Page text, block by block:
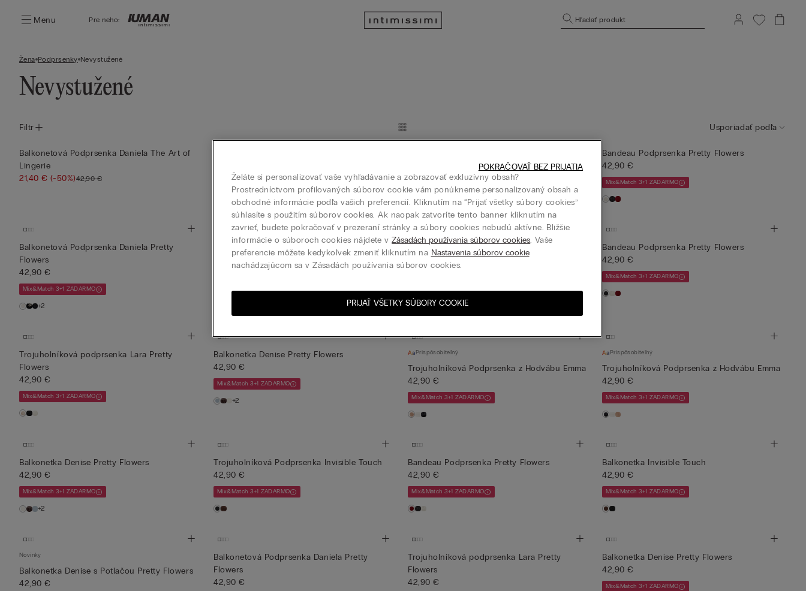
Menu Pre neho: Hľadať produkt
Žena Podprsenky Nevystužené
Nevystužené
Filtr Usporiadať podľa
Balkonetová Podprsenka Daniela The Art of
Lingerie
21,40 €(-50%)42,90 €
42,90 €
Bandeau Podprsenka Pretty Flowers
42,90 €
Mix&Match 3+1 ZADARMO
Balkonetová Podprsenka Daniela Pretty
Flowers
42,90 €
Mix&Match 3+1 ZADARMO
+2
Balkonetová Podprsenka Daniela Pretty
Flowers
Trojuholníková Podprsenka Lara s Potlačou
Pretty F...
Bandeau Podprsenka Pretty Flowers
42,90 €
Mix&Match 3+1 ZADARMO
Trojuholníková podprsenka Lara Pretty
Flowers
42,90 €
Mix&Match 3+1 ZADARMO
Balkonetka Denise Pretty Flowers
42,90 €
Mix&Match 3+1 ZADARMO
+2
Prispôsobiteľný
Trojuholníková Podprsenka z Hodvábu Emma
42,90 €
Mix&Match 3+1 ZADARMO
Prispôsobiteľný
Trojuholníková Podprsenka z Hodvábu Emma
42,90 €
Mix&Match 3+1 ZADARMO
Balkonetka Denise Pretty Flowers
42,90 €
Mix&Match 3+1 ZADARMO
+2
Trojuholníková Podprsenka Invisible Touch
42,90 €
Mix&Match 3+1 ZADARMO
Bandeau Podprsenka Pretty Flowers
42,90 €
Mix&Match 3+1 ZADARMO
Balkonetka Invisible Touch
42,90 €
Mix&Match 3+1 ZADARMO
Novinky
Balkonetka Denise s Potlačou Pretty Flowers
42,90 €
Balkonetová Podprsenka Daniela Pretty
Flowers
42,90 €
Trojuholníková podprsenka Lara Pretty
Flowers
42,90 €
Balkonetka Denise Pretty Flowers
42,90 €
Mix&Match 3+1 ZADARMO
Želáte si personalizovať vaše vyhľadávanie a zobrazovať exkluzívny obsah?
Prostredníctvom profilovaných súborov cookie vám ponúkneme personalizovaný obsah a
obchodné informácie podľa vašich preferencií. Kliknutím na “Prijať všetky súbory cookies”
súhlasíte s použitím súborov cookies. Ak naopak zatvoríte tento banner kliknutím na
zavrieť, budete pokračovať v prezeraní stránky a súbory cookies nebudú aktívne. Bližšie
informácie o súboroch cookies nájdete vZásadách používania súborov cookies. Vaše
preferencie môžete kedykoľvek zmeniť kliknutím na Nastavenia súborov cookie
nachádzajúcom sa v Zásadách používania súborov cookies.
PRIJAŤ VŠETKY SÚBORY COOKIE
POKRAČOVAŤ BEZ PRIJATIA